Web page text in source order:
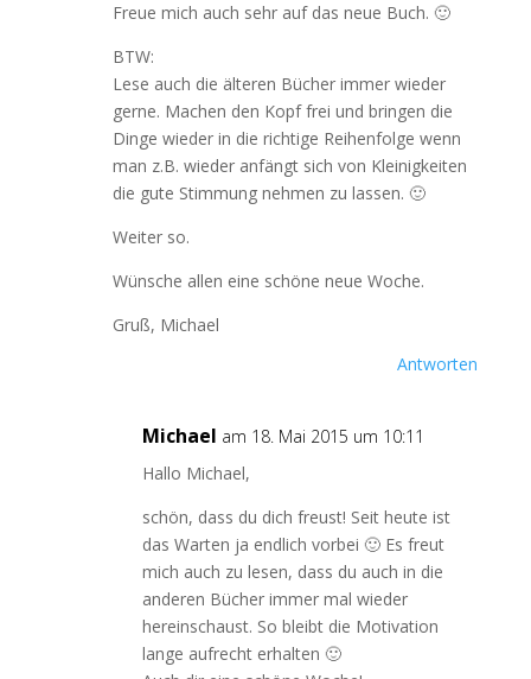
Freue mich auch sehr auf das neue Buch. 🙂
BTW:
Lese auch die älteren Bücher immer wieder
gerne. Machen den Kopf frei und bringen die
Dinge wieder in die richtige Reihenfolge wenn
man z.B. wieder anfängt sich von Kleinigkeiten
die gute Stimmung nehmen zu lassen. 🙂
Weiter so.
Wünsche allen eine schöne neue Woche.
Gruß, Michael
Antworten
Michael am 18. Mai 2015 um 10:11
Hallo Michael,
schön, dass du dich freust! Seit heute ist
das Warten ja endlich vorbei 🙂 Es freut
mich auch zu lesen, dass du auch in die
anderen Bücher immer mal wieder
hereinschaust. So bleibt die Motivation
lange aufrecht erhalten 🙂